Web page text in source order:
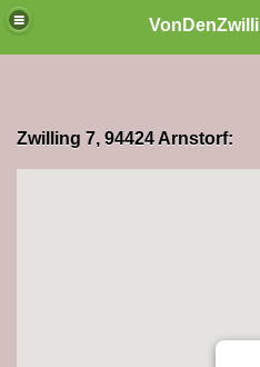
Zwilling 7, 94424 Arnstorf: